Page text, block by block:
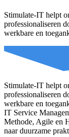
Stimulate-IT helpt
professionaliseren
werkbare en
Stimulate-IT helpt
professionaliseren
werkbare en
IT Service
Methode, Agile en
naar duurzame